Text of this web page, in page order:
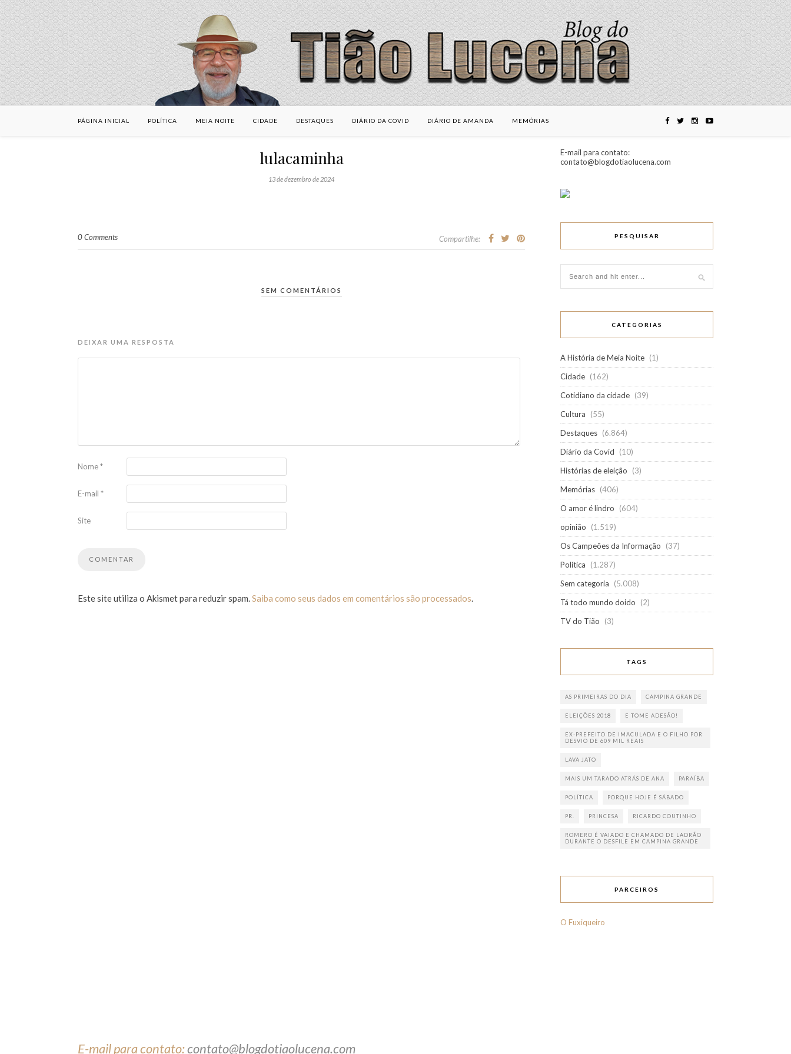
PÁGINA INICIAL POLÍTICA MEIA NOITE CIDADE DESTAQUES DIÁRIO DA COVID DIÁRIO DE AMANDA MEMÓRIAS
lulacaminha
13 de dezembro de 2024
0 Comments Compartilhe:
SEM COMENTÁRIOS
DEIXAR UMA RESPOSTA
Nome*
E-mail *
Site
Este site utiliza o Akismet para reduzir spam.Saiba como seus dados em comentários são processados.
E-mail para contato:
contato@blogdotiaolucena.com
PESQUISAR
CATEGORIAS
A História de Meia Noite (1)
Cidade (162)
Cotidiano da cidade (39)
Cultura
(55)
Destaques (6.864)
Diário da Covid
(10)
Histórias de eleição
(3)
Memórias (406)
O amor é lindro
(604)
opinião
(1.519)
Os Campeões da Informação
(37)
Política
(1.287)
Sem categoria
(5.008)
Tá todo mundo doido
(2)
TV do Tião
(3)
TAGS
AS PRIMEIRAS DO DIA CAMPINA GRANDE
ELEIÇÕES 2018 E TOME ADESÃO!
EX-PREFEITO DE IMACULADA E O FILHO POR
DESVIO DE 609 MIL REAIS
LAVA JATO
MAIS UM TARADO ATRÁS DE ANA PARAÍBA
POLÍTICA PORQUE HOJE É SÁBADO
PR. PRINCESA RICARDO COUTINHO
ROMERO É VAIADO E CHAMADO DE LADRÃO
DURANTE O DESFILE EM CAMPINA GRANDE
PARCEIROS
O Fuxiqueiro
E-mail para contato:contato@blogdotiaolucena.com